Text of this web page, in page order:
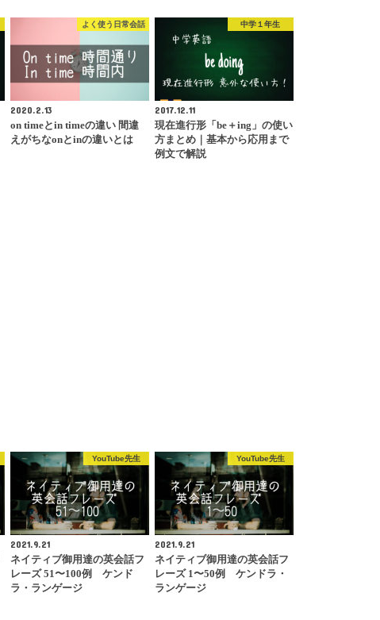
よく使う日常会話
2020.2.13
on timeとin timeの違い 間違
えがちなonとinの違いとは
中学１年生
2017.12.11
現在進行形「be＋ing」の使い
方まとめ｜基本から応用まで
例文で解説
YouTube先生
2021.9.21
ネイティブ御用達の英会話フ
レーズ 51〜100例 ケンド
ラ・ランゲージ
YouTube先生
2021.9.21
ネイティブ御用達の英会話フ
レーズ 1〜50例 ケンドラ・
ランゲージ